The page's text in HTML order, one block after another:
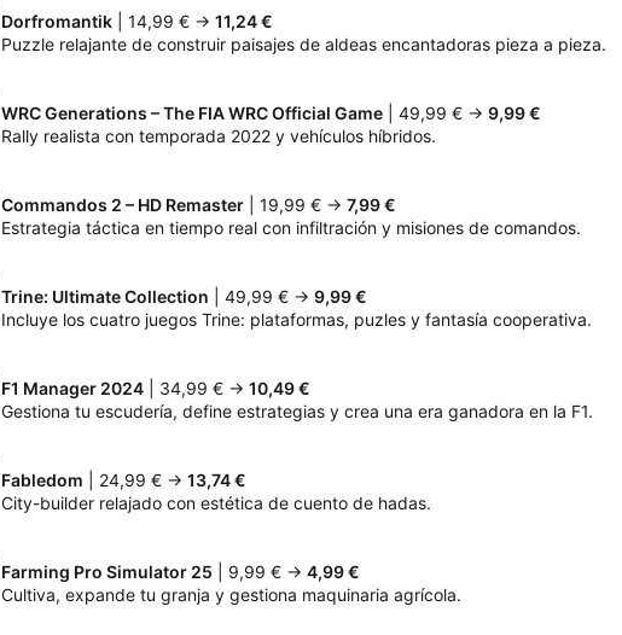
Dorfromantik | 14,99 € → 11,24 €
Puzzle relajante de construir paisajes de aldeas encantadoras pieza a pieza.
WRC Generations – The FIA WRC Official Game | 49,99 € → 9,99 €
Rally realista con temporada 2022 y vehículos híbridos.
Commandos 2 – HD Remaster | 19,99 € → 7,99 €
Estrategia táctica en tiempo real con infiltración y misiones de comandos.
Trine: Ultimate Collection | 49,99 € → 9,99 €
Incluye los cuatro juegos Trine: plataformas, puzles y fantasía cooperativa.
F1 Manager 2024 | 34,99 € → 10,49 €
Gestiona tu escudería, define estrategias y crea una era ganadora en la F1.
Fabledom | 24,99 € → 13,74 €
City-builder relajado con estética de cuento de hadas.
Farming Pro Simulator 25 | 9,99 € → 4,99 €
Cultiva, expande tu granja y gestiona maquinaria agrícola.